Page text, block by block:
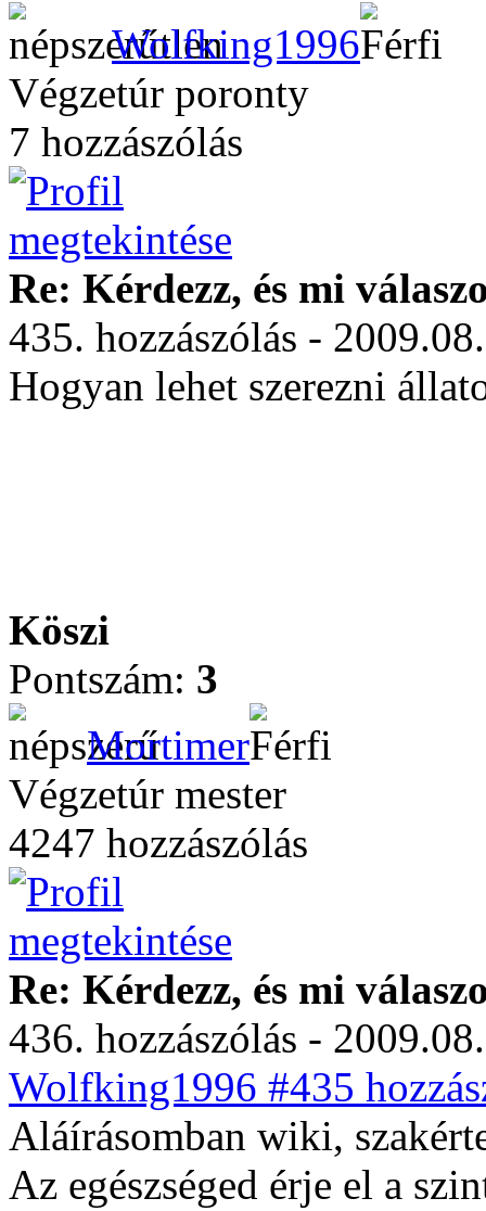
Wolfking1996
Végzetúr poronty
7 hozzászólás
Re: Kérdezz, és mi
435. hozzászólás -
Hogyan lehet szerezni
Köszi
Pontszám: 3
Mortimer
Végzetúr mester
4247 hozzászólás
Re: Kérdezz, és mi
436. hozzászólás -
Wolfking1996 #435
Aláírásomban wiki,
Az egészséged érje el a